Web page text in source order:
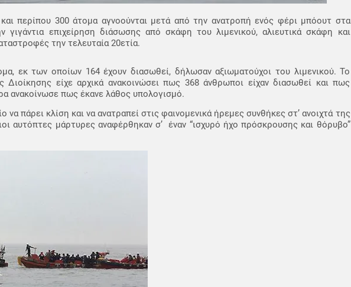
περίπου 300 άτομα αγνοούνται μετά από την ανατροπή ενός φέρι μπόουτ στα
επιχείρηση διάσωσης από σκάφη του λιμενικού, αλιευτικά σκάφη και
την τελευταία 20ετία.
εκ των οποίων 164 έχουν διασωθεί, δήλωσαν αξιωματούχοι του λιμενικού. Το
Διοίκησης είχε αρχικά ανακοινώσει πως 368 άνθρωποι είχαν διασωθεί και πως
ανακοίνωσε πως έκανε λάθος υπολογισμό.
να πάρει κλίση και να ανατραπεί στις φαινομενικά ήρεμες συνθήκες στ’ ανοιχτά της
αυτόπτες μάρτυρες αναφέρθηκαν σ’ έναν “ισχυρό ήχο πρόσκρουσης και θόρυβο”